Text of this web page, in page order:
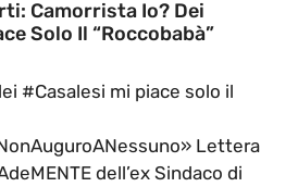
Camorrista Io? Dei
Solo Il “Roccobabà”
#Casalesi mi piace solo il
Lettera
dell’ex Sindaco di